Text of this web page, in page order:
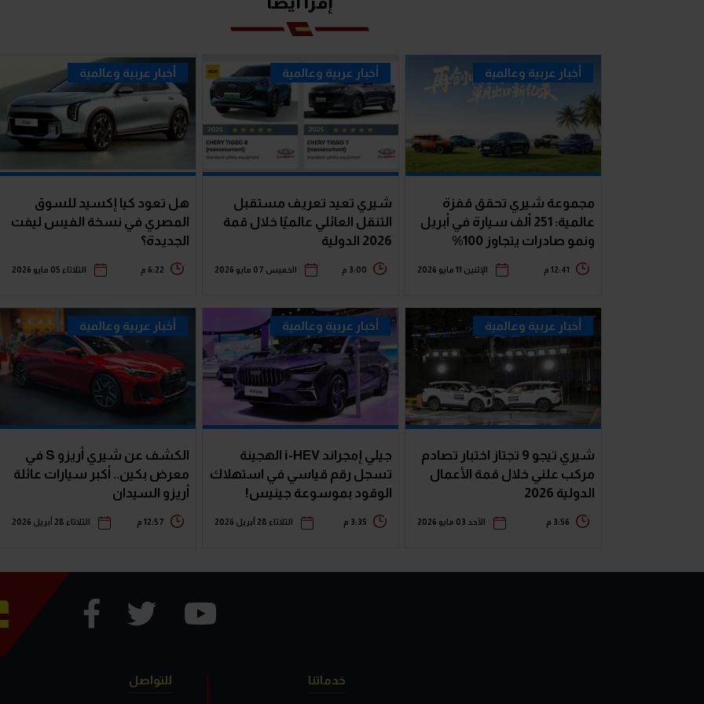
أخبار عربية وعالمية
مجموعة شيري تحقق قفزة
عالمية: 251 ألف سيارة في أبريل
ونمو صادرات يتجاوز 100%
12:41 م الإثنين 11 مايو 2026
أخبار عربية وعالمية
شيري تعيد تعريف مستقبل
التنقل العائلي عالميًا خلال قمة
2026 الدولية
3:00 م الخميس 07 مايو 2026
أخبار عربية وعالمية
هل تعود كيا إكسيد للسوق
المصري في نسخة الفيس ليفت
الجديدة؟
6:22 م الثلاثاء 05 مايو 2026
أخبار عربية وعالمية
شيري تيجو 9 تجتاز اختبار تصادم
مركب علني خلال قمة الأعمال
الدولية 2026
3:56 م الأحد 03 مايو 2026
أخبار عربية وعالمية
جيلي إمجراند i-HEV الهجينة
تسجل رقم قياسي في استهلاك
الوقود بموسوعة جينيس!
3:35 م الثلاثاء 28 أبريل 2026
أخبار عربية وعالمية
الكشف عن شيري أريزو S في
معرض بكين.. أكبر سيارات عائلة
أريزو السيدان
12:57 م الثلاثاء 28 أبريل 2026
خدماتنا للتواصل